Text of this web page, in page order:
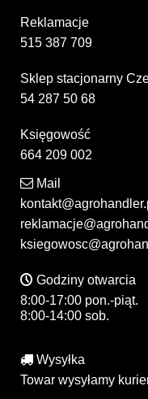
Reklamacje
515 387 709
Sklep stacjonarny
54 287 50 68
Księgowość
664 209 002
Mail
Godziny otwarcia
8:00-17:00 pon.-piąt.
8:00-14:00 sob.
Wysyłka
Towar wysyłamy